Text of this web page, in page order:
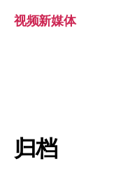
视频新媒体
归档